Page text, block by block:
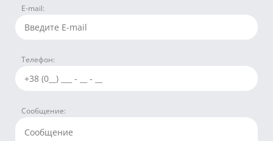
E-mail:
Телефон:
Сообщение: